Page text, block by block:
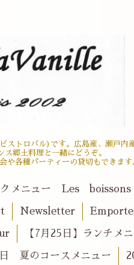
トロバル)です。広島産、瀬戸内
ス郷土料理と一緒にどうぞ。
や各種パーティーの貸切もできます
クメニュー Les boissons
Newsletter
【7月25日】ランチ
夏のコースメニュー